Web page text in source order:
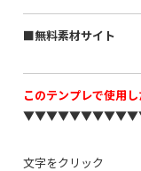
■無料素材サイト
このテンプレで使用
文字をクリック